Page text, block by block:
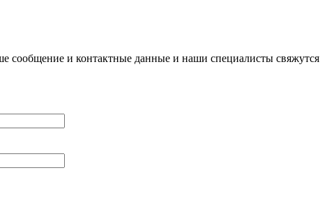
сообщение и контактные данные и наши специалисты